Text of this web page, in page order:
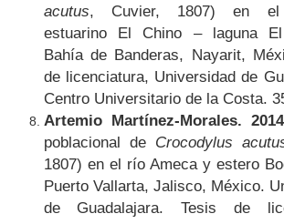
acutus, Cuvier, 1807) en el
estuarino El Chino – laguna El
Bahía de Banderas, Nayarit,
de licenciatura, Universidad de
Centro Universitario de la Costa.
Artemio Martínez-Morales.
poblacional de Crocodylus
1807) en el río Ameca y estero
Puerto Vallarta, Jalisco, México.
de Guadalajara. Tesis de